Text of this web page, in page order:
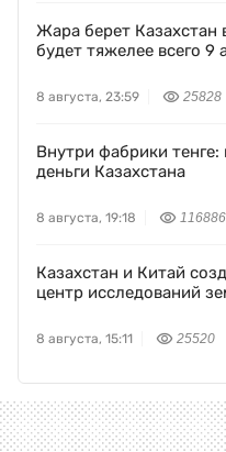
Жара берет Казахстан
будет тяжелее всего 9
8 августа, 23:59 25828
Внутри фабрики тенге:
деньги Казахстана
8 августа, 19:18 116886
Казахстан и Китай
центр исследований
8 августа, 15:11 25520